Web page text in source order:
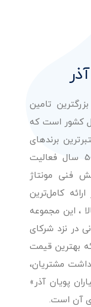
تامین
کشور است که
برندهای
شناخته شده بین‌المللی را در طول 50 سال فعالیت
فنی مونتاژ
کامل‌ترین
، این مجموعه
در نزد شرکای
بهترین قیمت
مشتریان،
پویان آذر»
آن است.